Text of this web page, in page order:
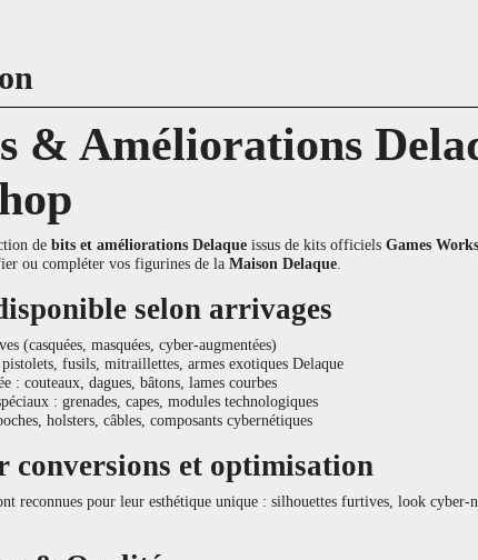
& Améliorations
de bits et améliorations Delaque issus de kits officiels Games
ou compléter vos figurines de la Maison Delaque
selon arrivages
(casquées, masquées, cyber-augmentées)
fusils, mitraillettes, armes exotiques Delaque
: couteaux, dagues, bâtons, lames courbes
: grenades, capes, modules technologiques
holsters, câbles, composants cybernétiques
conversions et optimisation
reconnues pour leur esthétique unique : silhouettes furtives, look